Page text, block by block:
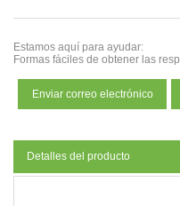
Estamos aquí para ayudar:
Formas fáciles de obtener las
Enviar correo electrónico
Detalles del producto